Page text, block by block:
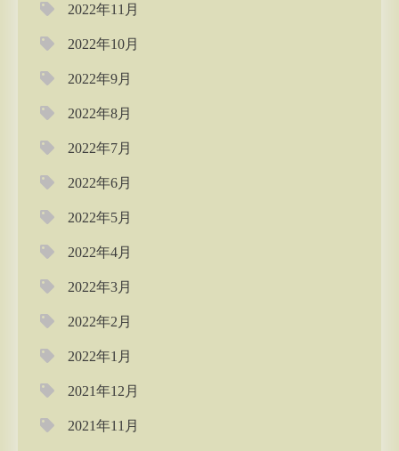
2022年11月
2022年10月
2022年9月
2022年8月
2022年7月
2022年6月
2022年5月
2022年4月
2022年3月
2022年2月
2022年1月
2021年12月
2021年11月